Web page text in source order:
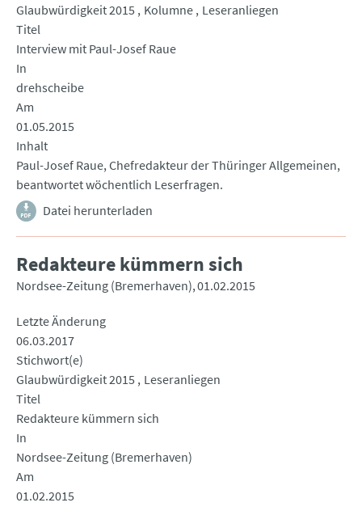
Glaubwürdigkeit 2015
Kolumne Leseranliegen
Titel
Interview mit Paul-Josef Raue
In
drehscheibe
Am
01.05.2015
Inhalt
Paul-Josef Raue, Chefredakteur der Thüringer Allgemeinen,
beantwortet wöchentlich Leserfragen.
Datei herunterladen
Redakteure kümmern sich
Nordsee-Zeitung (Bremerhaven) 01.02.2015
Letzte Änderung
06.03.2017
Stichwort(e)
Glaubwürdigkeit 2015
Leseranliegen
Titel
Redakteure kümmern sich
In
Nordsee-Zeitung (Bremerhaven)
Am
01.02.2015